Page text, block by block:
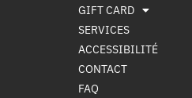
GIFT CARD
SERVICES
ACCESSIBILITÉ
CONTACT
FAQ